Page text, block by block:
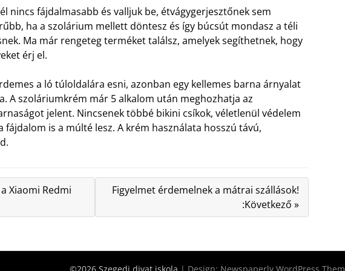
nincs fájdalmasabb és valljuk be, étvágygerjesztőnek sem
ha a szolárium mellett döntesz és így búcsút mondasz a téli
Ma már rengeteg terméket találsz, amelyek segíthetnek, hogy
érj el.
a ló túloldalára esni, azonban egy kellemes barna árnyalat
A szoláriumkrém már 5 alkalom után meghozhatja az
jelent. Nincsenek többé bikini csíkok, véletlenül védelem
fájdalom is a múlté lesz. A krém használata hosszú távú,
Xiaomi Redmi
Figyelmet érdemelnek a mátrai szállások!
:Következő »